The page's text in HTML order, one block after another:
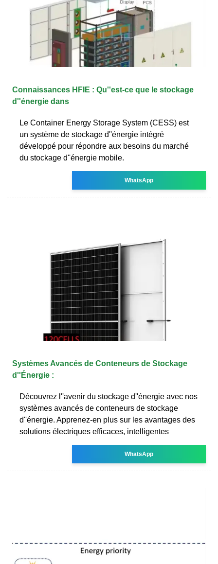
Connaissances HFIE : Qu''est-ce que le stockage
d''énergie dans
Le Container Energy Storage System (CESS) est
un système de stockage d''énergie intégré
développé pour répondre aux besoins du marché
du stockage d''énergie mobile.
WhatsApp
Systèmes Avancés de Conteneurs de Stockage
d''Énergie :
Découvrez l''avenir du stockage d''énergie avec nos
systèmes avancés de conteneurs de stockage
d''énergie. Apprenez-en plus sur les avantages des
solutions électriques efficaces, intelligentes
WhatsApp